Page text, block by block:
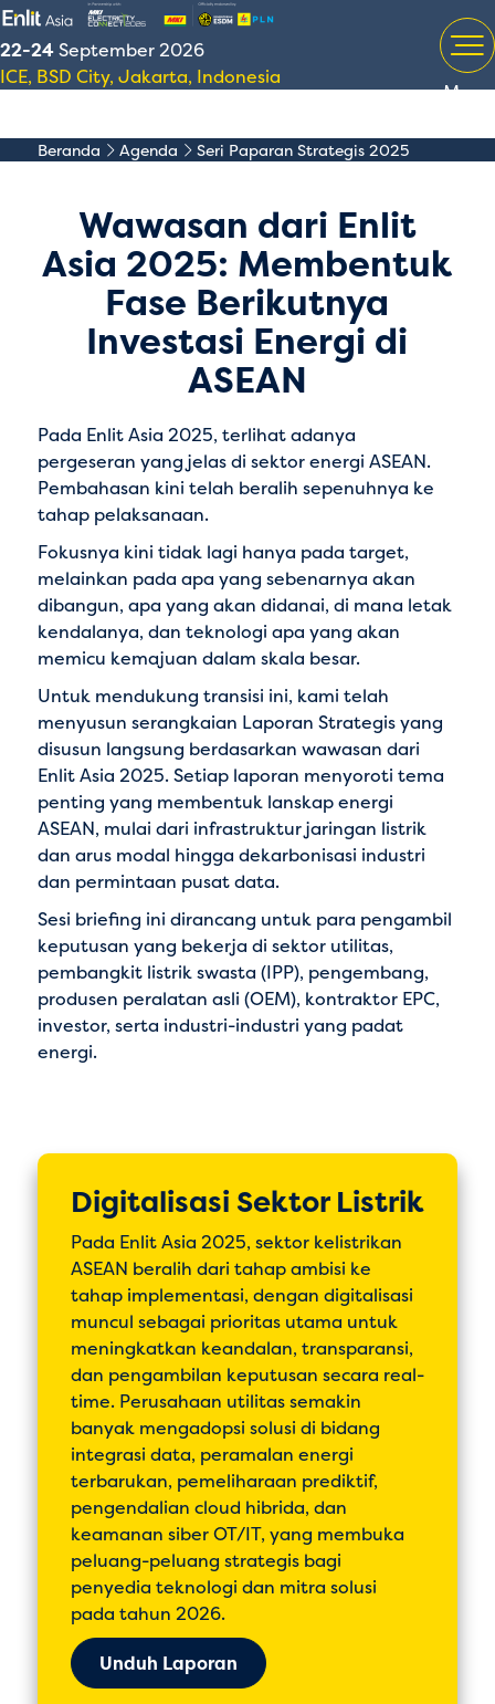
22-24September 2026
ICE, BSD City, Jakarta, Indonesia
Menu
Beranda Agenda Seri Paparan Strategis 2025
Wawasan dari Enlit
Asia 2025: Membentuk
Fase Berikutnya
Investasi Energi di
ASEAN
Pada Enlit Asia 2025, terlihat adanya
pergeseran yang jelas di sektor energi ASEAN.
Pembahasan kini telah beralih sepenuhnya ke
tahap pelaksanaan.
Fokusnya kini tidak lagi hanya pada target,
melainkan pada apa yang sebenarnya akan
dibangun, apa yang akan didanai, di mana letak
kendalanya, dan teknologi apa yang akan
memicu kemajuan dalam skala besar.
Untuk mendukung transisi ini, kami telah
menyusun serangkaian Laporan Strategis yang
disusun langsung berdasarkan wawasan dari
Enlit Asia 2025. Setiap laporan menyoroti tema
penting yang membentuk lanskap energi
ASEAN, mulai dari infrastruktur jaringan listrik
dan arus modal hingga dekarbonisasi industri
dan permintaan pusat data.
Sesi briefing ini dirancang untuk para pengambil
keputusan yang bekerja di sektor utilitas,
pembangkit listrik swasta (IPP), pengembang,
produsen peralatan asli (OEM), kontraktor EPC,
investor, serta industri-industri yang padat
energi.
Digitalisasi Sektor Listrik
Pada Enlit Asia 2025, sektor kelistrikan
ASEAN beralih dari tahap ambisi ke
tahap implementasi, dengan digitalisasi
muncul sebagai prioritas utama untuk
meningkatkan keandalan, transparansi,
dan pengambilan keputusan secara real-
time. Perusahaan utilitas semakin
banyak mengadopsi solusi di bidang
integrasi data, peramalan energi
terbarukan, pemeliharaan prediktif,
pengendalian cloud hibrida, dan
keamanan siber OT/IT, yang membuka
peluang-peluang strategis bagi
penyedia teknologi dan mitra solusi
pada tahun 2026.
Unduh Laporan